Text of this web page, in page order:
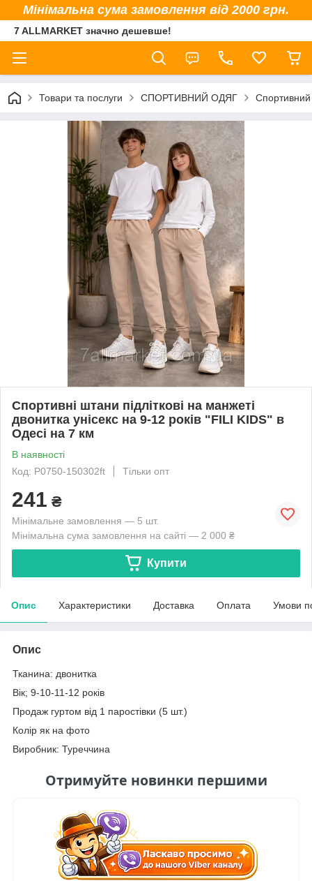
Мінімальна сума замовлення від 2000 грн.
7 ALLMARKET значно дешевше!
Товари та послуги СПОРТИВНИЙ ОДЯГ Спортивний
Спортивні штани підліткові на манжеті
двонитка унісекс на 9-12 років "FILI KIDS" в
Одесі на 7 км
В наявності
Код: P0750-150302ft
Тільки опт
241 ₴
Мінімальне замовлення — 5 шт.
Мінімальна сума замовлення на сайті — 2 000 ₴
Купити
Опис Характеристики Доставка Оплата Умови
Опис
Тканина: двонитка
Вік; 9-10-11-12 років
Продаж гуртом від 1 паростівки (5 шт.)
Колір як на фото
Виробник: Туреччина
Отримуйте новинки першими